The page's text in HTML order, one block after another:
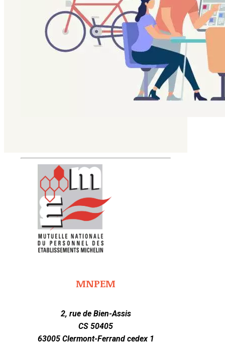
MNPEM
2, rue de Bien-Assis
CS 50405
63005 Clermont-Ferrand cedex 1